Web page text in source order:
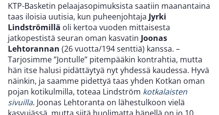
KTP-Basketin pelaajasopimuksista saatiin maanantaina
taas iloisia uutisia, kun puheenjohtaja Jyrki
Lindströmillä oli kertoa vuoden mittaisesta
jatkopestistä seuran oman kasvatin Joonas
Lehtorannan (26 vuotta/194 senttiä) kanssa. –
Tarjosimme ”Jontulle” pitempääkin kontrahtia, mutta
hän itse halusi pidättäytyä nyt yhdessä kaudessa. Hyvä
näinkin, ja saamme pidettyä taas yhden Kotkan oman
pojan kotikulmilla, toteaa Lindström kotkalaisten
sivuilla. Joonas Lehtoranta on lähestulkoon vielä